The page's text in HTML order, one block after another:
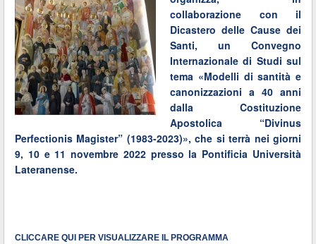
collaborazione con il
Dicastero delle Cause dei
Santi, un Convegno
Internazionale di Studi sul
tema «Modelli di santità e
canonizzazioni a 40 anni
dalla Costituzione
Apostolica “Divinus
Perfectionis Magister” (1983-2023)», che si terrà nei giorni
9, 10 e 11 novembre 2022 presso la Pontificia Università
Lateranense.
CLICCARE QUI PER VISUALIZZARE IL PROGRAMMA